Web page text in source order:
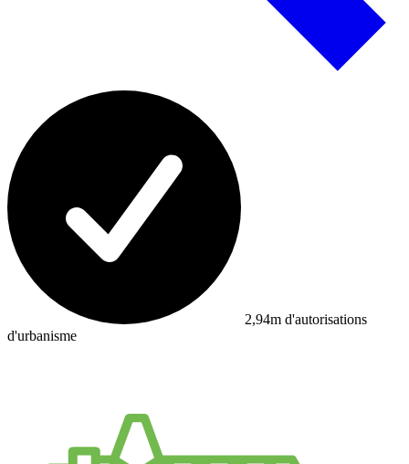
2,94m d'autorisations
d'urbanisme